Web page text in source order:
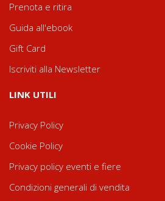
Prenota e ritira
Guida all'ebook
Gift Card
Iscriviti alla Newsletter
LINK UTILI
Privacy Policy
Cookie Policy
Privacy policy eventi e fiere
Condizioni generali di vendita